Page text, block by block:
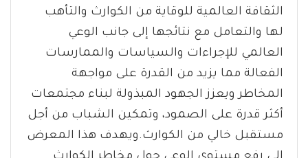
الثقافة العالمية للوقاية من الكوارث والتأهب
لها والتعامل مع نتائجها إلى جانب الوعي
العالمي للإجراءات والسياسات والممارسات
الفعالة مما يزيد من القدرة على مواجهة
المخاطر ويعزز الجهود المبذولة لبناء مجتمعات
أكثر قدرة على الصمود، وتمكين الشباب من أجل
مستقبل خالي من الكوارث.ويهدف هذا المعرض